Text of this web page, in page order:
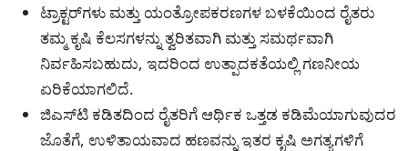
ಟ್ರಾಕ್ಟರ್‌ಗಳು ಮತ್ತು ಯಂತ್ರೋಪಕರಣಗಳ ಬಳಕೆಯಿಂದ ರೈತರು
ತಮ್ಮ ಕೃಷಿ ಕೆಲಸಗಳನ್ನು ತ್ವರಿತವಾಗಿ ಮತ್ತು ಸಮರ್ಥವಾಗಿ
ನಿರ್ವಹಿಸಬಹುದು, ಇದರಿಂದ ಉತ್ಪಾದಕತೆಯಲ್ಲಿ ಗಣನೀಯ
ಏರಿಕೆಯಾಗಲಿದೆ.
ಜಿಎಸ್‌ಟಿ ಕಡಿತದಿಂದ ರೈತರಿಗೆ ಆರ್ಥಿಕ ಒತ್ತಡ ಕಡಿಮೆಯಾಗುವುದರ
ಜೊತೆಗೆ, ಉಳಿತಾಯವಾದ ಹಣವನ್ನು ಇತರ ಕೃಷಿ ಅಗತ್ಯಗಳಿಗೆ